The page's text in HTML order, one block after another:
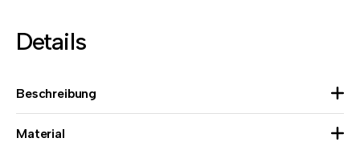
Details
Beschreibung
Material